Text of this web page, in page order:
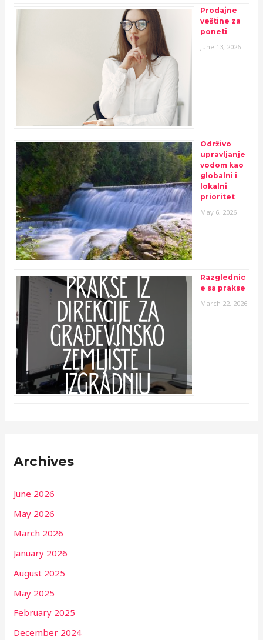
Prodajne
veštine za
poneti
June 13, 2026
Održivo
upravljanje
vodom kao
globalni i
lokalni
prioritet
May 6, 2026
Razglednic
e sa prakse
March 22, 2026
Archives
June 2026
May 2026
March 2026
January 2026
August 2025
May 2025
February 2025
December 2024